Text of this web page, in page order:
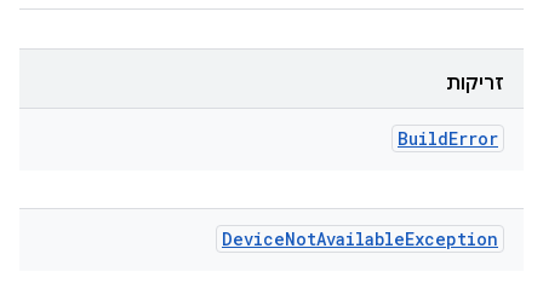
זריקות
BuildError
DeviceNotAvailableException